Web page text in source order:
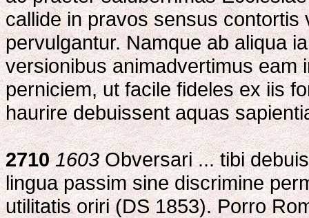
callide in pravos sensus
pervulgantur. Namque ab aliqua
versionibus animadvertimus eam
perniciem, ut facile fideles ex iis
haurire debuissent aquas
2710 1603Obversari ... tibi
lingua passim sine discrimine
utilitatis oriri (DS 1853). Porro